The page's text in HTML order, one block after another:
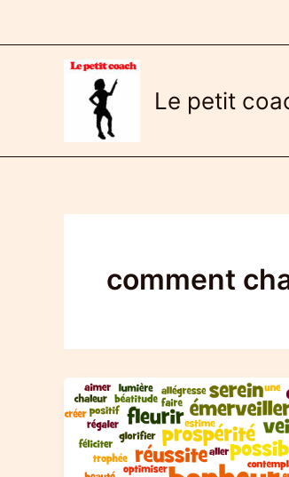
Le petit
comment